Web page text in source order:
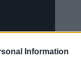
Information